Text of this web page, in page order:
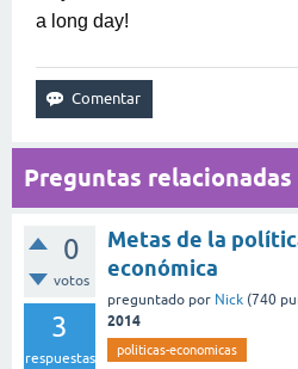
a long day!
Preguntas relacionadas
0
votos
3
respuestas
Metas de la
económica
preguntado por Nick (740
2014
politicas-economicas